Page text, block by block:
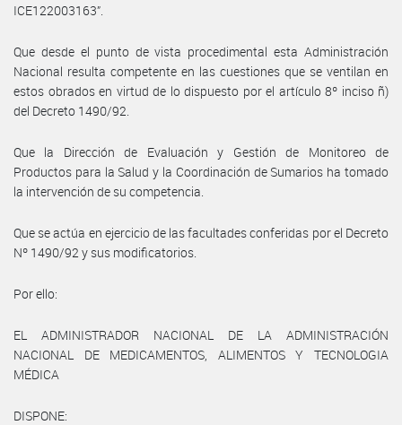
ICE122003163”.
Que desde el punto de vista procedimental esta Administración
Nacional resulta competente en las cuestiones que se ventilan en
estos obrados en virtud de lo dispuesto por el artículo 8º inciso ñ)
del Decreto 1490/92.
Que la Dirección de Evaluación y Gestión de Monitoreo de
Productos para la Salud y la Coordinación de Sumarios ha tomado
la intervención de su competencia.
Que se actúa en ejercicio de las facultades conferidas por el Decreto
Nº 1490/92 y sus modificatorios.
Por ello:
EL ADMINISTRADOR NACIONAL DE LA ADMINISTRACIÓN
NACIONAL DE MEDICAMENTOS, ALIMENTOS Y TECNOLOGIA
MÉDICA
DISPONE: